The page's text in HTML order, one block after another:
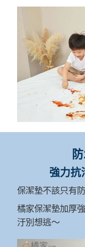
強力抗
保潔墊不該只有
橘家保潔墊加厚
汙別想逃～